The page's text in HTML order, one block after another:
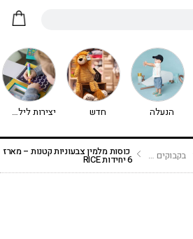
הנעלה חדש יצירות לילדים - יצירה לילדים
בקבוקים וכוסות כוסות מלמין צבעוניות קטנות – מארז
6 יחידות RICE